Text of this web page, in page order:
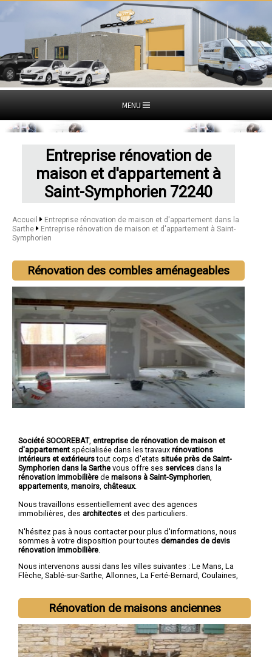
MENU
Entreprise rénovation de
maison et d'appartement à
Saint-Symphorien 72240
Accueil
Entreprise rénovation de maison et d'appartement dans la
Sarthe
Entreprise rénovation de maison et d'appartement à Saint-
Symphorien
Rénovation des combles aménageables
Société SOCOREBAT, entreprise de rénovation de maison et
d'appartement spécialisée dans les travaux rénovations
intérieurs et extérieurstout corps d'etats située près de Saint-
Symphorien dans la Sarthe vous offre ses services dans la
rénovation immobilière de maisons à Saint-Symphorien
appartements manoirs châteaux.
Nous travaillons essentiellement avec des agences
immobilières, des architectes et des particuliers.
N'hésitez pas à nous contacter pour plus d'informations, nous
sommes à votre disposition pour toutes demandes de devis
rénovation immobilière
Nous intervenons aussi dans les villes suivantes : Le Mans, La
Flèche, Sablé-sur-Sarthe, Allonnes, La Ferté-Bernard, Coulaines,
Rénovation de maisons anciennes